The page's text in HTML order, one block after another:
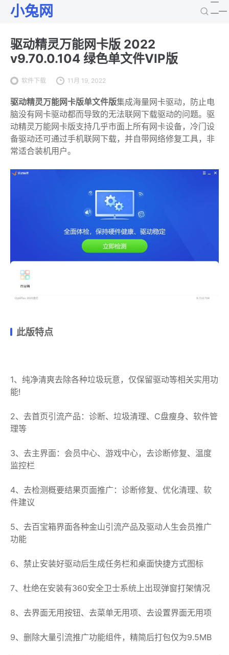
小兔网
驱动精灵万能网卡版 2022
v9.70.0.104 绿色单文件VIP版
软件下载 11月 19, 2022
驱动精灵万能网卡版单文件版集成海量网卡驱动，防止电
脑没有网卡驱动都而导致的无法联网下载驱动的问题。驱
动精灵万能网卡版支持几乎市面上所有网卡设备，冷门设
备驱动还可通过手机联网下载，并自带网络修复工具，非
常适合装机用户。
此版特点
1、纯净清爽去除各种垃圾玩意，仅保留驱动等相关实用功
能!
2、去首页引流产品：诊断、垃圾清理、C盘瘦身、软件管
理等
3、去主界面：会员中心、游戏中心，去诊断修复、温度
监控栏
4、去检测概要结果页面推广：诊断修复、优化清理、软
件建议
5、去百宝箱界面各种金山引流产品及驱动人生会员推广
功能
6、禁止安装好驱动后生成任务栏和桌面快捷方式图标
7、杜绝在安装有360安全卫士系统上出现弹窗打架情况
8、去界面无用按钮、去菜单无用项、去设置界面无用项
9、删除大量引流推广功能组件，精简后打包仅为9.5MB